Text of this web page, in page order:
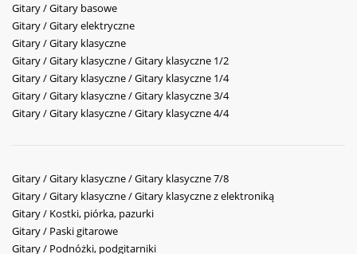
Gitary / Gitary basowe
Gitary / Gitary elektryczne
Gitary / Gitary klasyczne
Gitary / Gitary klasyczne / Gitary klasyczne 1/2
Gitary / Gitary klasyczne / Gitary klasyczne 1/4
Gitary / Gitary klasyczne / Gitary klasyczne 3/4
Gitary / Gitary klasyczne / Gitary klasyczne 4/4
Gitary / Gitary klasyczne / Gitary klasyczne 7/8
Gitary / Gitary klasyczne / Gitary klasyczne z elektroniką
Gitary / Kostki, piórka, pazurki
Gitary / Paski gitarowe
Gitary / Podnóżki, podgitarniki